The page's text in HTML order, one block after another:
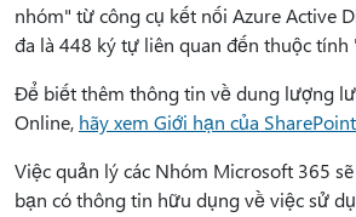
nhóm" từ công cụ kết nối Azure Active
đa là 448 ký tự liên quan đến thuộc tính
Để biết thêm thông tin về dung lượng
Online, hãy xem Giới hạn của
Việc quản lý các Nhóm Microsoft 365
bạn có thông tin hữu dụng về việc sử